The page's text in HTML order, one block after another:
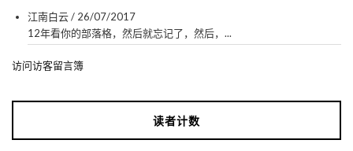
江南白云/ 26/07/2017
12年看你的部落格，然后就忘记了，然后，...
访问访客留言簿
读者计数